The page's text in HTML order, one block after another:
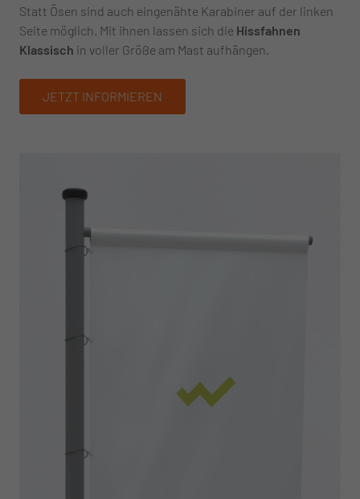
Statt Ösen sind auch eingenähte Karabiner auf der linken
Seite möglich. Mit ihnen lassen sich die Hissfahnen
Klassisch in voller Größe am Mast aufhängen.
JETZT INFORMIEREN